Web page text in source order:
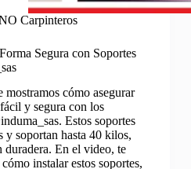
Carpinteros
Segura con Soportes
cómo asegurar
y segura con los
Estos soportes
y soportan hasta 40 kilos,
duradera. En el video, te
instalar estos soportes,